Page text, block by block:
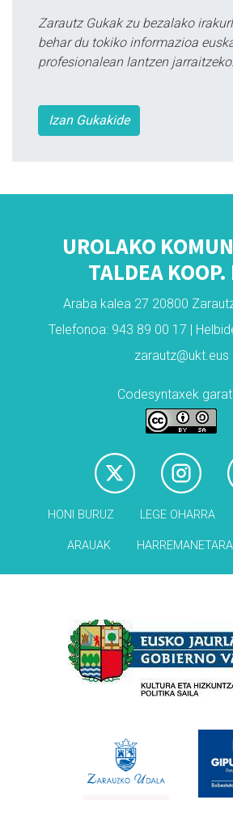
Zarautz Gukak zu bezalako
behar du tokiko informazioa
profesionalean lantzen jarraitzeko.
Izan Gukakide
UROLAKO
TALDEA
Araba kalea 27 20800
Telefonoa: 943 89 00 17 |
zarautz@ukt.eus
Codesyntaxek
HONI BURUZ LEGE OHARRA
ARAUAK